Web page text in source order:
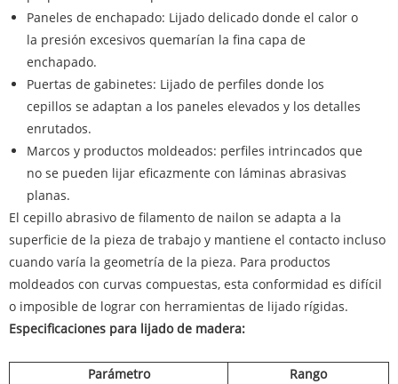
Paneles de enchapado: Lijado delicado donde el calor o
la presión excesivos quemarían la fina capa de
enchapado.
Puertas de gabinetes: Lijado de perfiles donde los
cepillos se adaptan a los paneles elevados y los detalles
enrutados.
Marcos y productos moldeados: perfiles intrincados que
no se pueden lijar eficazmente con láminas abrasivas
planas.
El cepillo abrasivo de filamento de nailon se adapta a la
superficie de la pieza de trabajo y mantiene el contacto incluso
cuando varía la geometría de la pieza. Para productos
moldeados con curvas compuestas, esta conformidad es difícil
o imposible de lograr con herramientas de lijado rígidas.
Especificaciones para lijado de madera:
Parámetro
Rango